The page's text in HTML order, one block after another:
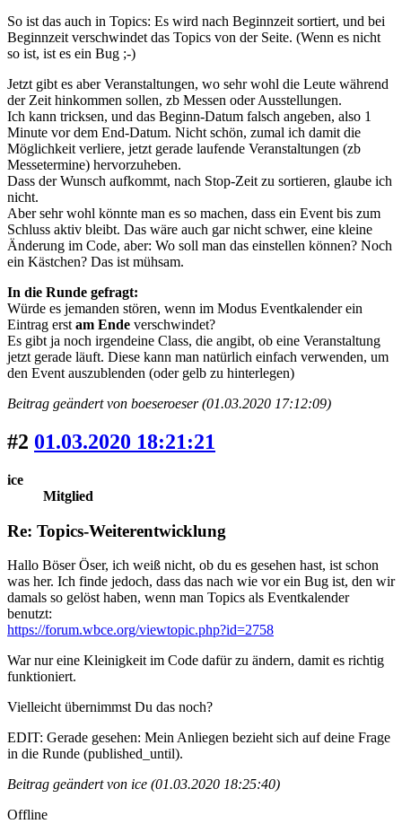
So ist das auch in Topics: Es wird nach Beginnzeit sortiert, und bei
Beginnzeit verschwindet das Topics von der Seite. (Wenn es nicht
so ist, ist es ein Bug ;-)
Jetzt gibt es aber Veranstaltungen, wo sehr wohl die Leute während
der Zeit hinkommen sollen, zb Messen oder Ausstellungen.
Ich kann tricksen, und das Beginn-Datum falsch angeben, also 1
Minute vor dem End-Datum. Nicht schön, zumal ich damit die
Möglichkeit verliere, jetzt gerade laufende Veranstaltungen (zb
Messetermine) hervorzuheben.
Dass der Wunsch aufkommt, nach Stop-Zeit zu sortieren, glaube ich
nicht.
Aber sehr wohl könnte man es so machen, dass ein Event bis zum
Schluss aktiv bleibt. Das wäre auch gar nicht schwer, eine kleine
Änderung im Code, aber: Wo soll man das einstellen können? Noch
ein Kästchen? Das ist mühsam.
In die Runde gefragt:
Würde es jemanden stören, wenn im Modus Eventkalender ein
Eintrag erst am Ende verschwindet?
Es gibt ja noch irgendeine Class, die angibt, ob eine Veranstaltung
jetzt gerade läuft. Diese kann man natürlich einfach verwenden, um
den Event auszublenden (oder gelb zu hinterlegen)
Beitrag geändert von boeseroeser (01.03.2020 17:12:09)
#2 01.03.2020 18:21:21
ice
Mitglied
Re: Topics-Weiterentwicklung
Hallo Böser Öser, ich weiß nicht, ob du es gesehen hast, ist schon
was her. Ich finde jedoch, dass das nach wie vor ein Bug ist, den wir
damals so gelöst haben, wenn man Topics als Eventkalender
benutzt:
https://forum.wbce.org/viewtopic.php?id=2758
War nur eine Kleinigkeit im Code dafür zu ändern, damit es richtig
funktioniert.
Vielleicht übernimmst Du das noch?
EDIT: Gerade gesehen: Mein Anliegen bezieht sich auf deine Frage
in die Runde (published_until).
Beitrag geändert von ice (01.03.2020 18:25:40)
Offline